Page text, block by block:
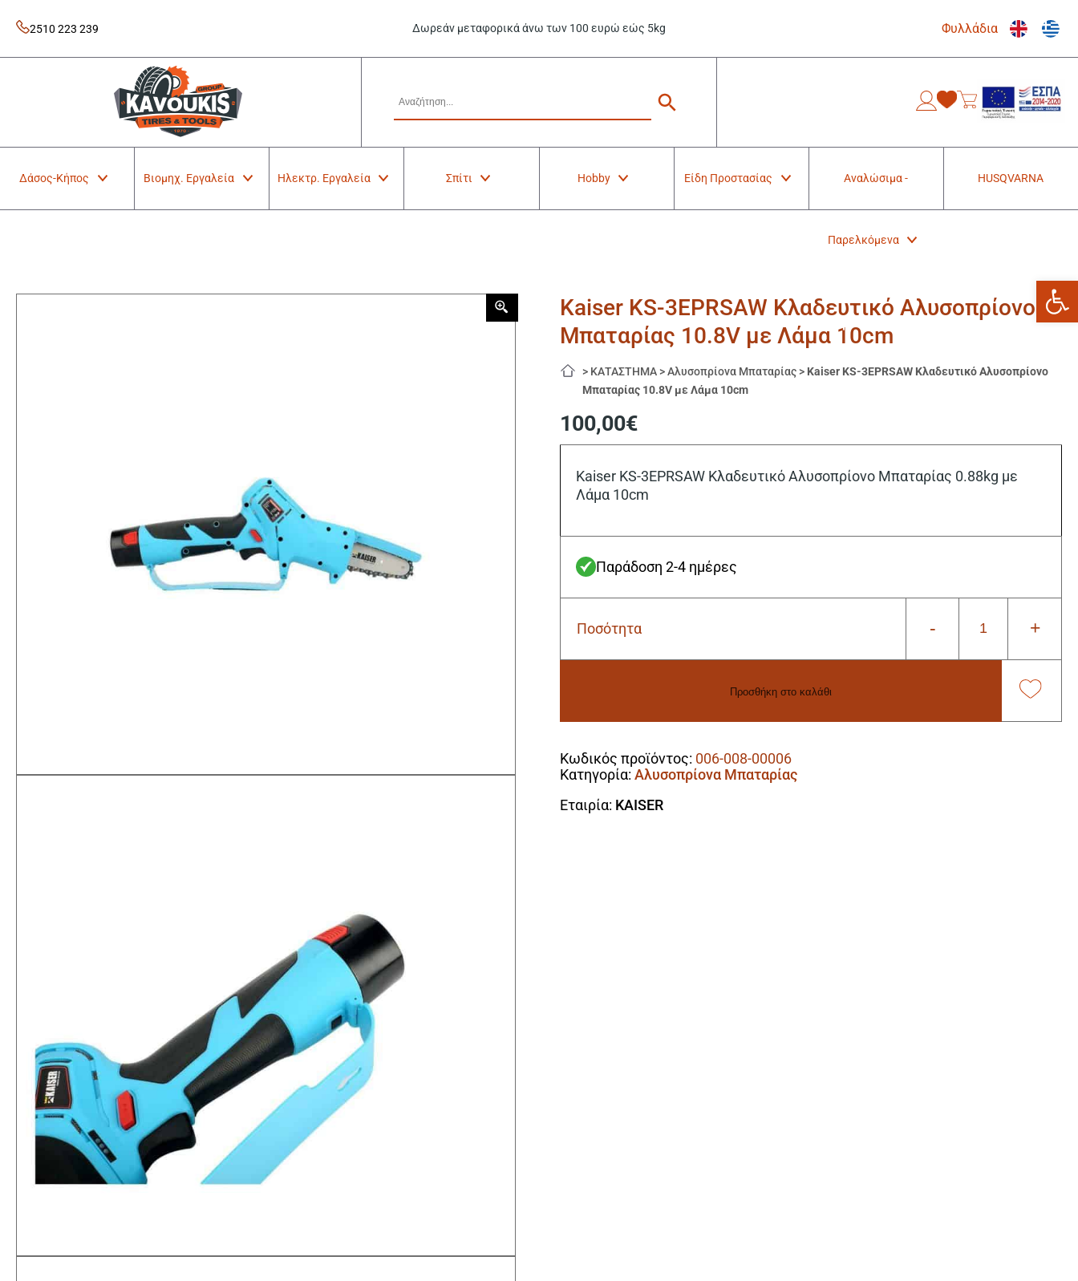
content
2510 223 239 Δωρεάν μεταφορικά άνω των 100 ευρώ εώς 5kg Φυλλάδια
Kavoukis Tools
Tires & Tools
Δάσος-Κήπος Βιομηχ. Εργαλεία Ηλεκτρ. Εργαλεία Σπίτι Hobby Είδη Προστασίας Αναλώσιμα -
Παρελκόμενα
HUSQVARNA
Kaiser KS-3EPRSAW Κλαδευτικό Αλυσοπρίονο
Μπαταρίας 10.8V με Λάμα 10cm
> ΚΑΤΑΣΤΗΜΑ >Αλυσοπρίονα Μπαταρίας > Kaiser KS-3EPRSAW Κλαδευτικό Αλυσοπρίονο
Μπαταρίας 10.8V με Λάμα 10cm
100,00€
Kaiser KS-3EPRSAW Κλαδευτικό Αλυσοπρίονο Μπαταρίας 0.88kg με
Λάμα 10cm
Παράδοση 2-4 ημέρες
Ποσότητα -
Kaiser
Λάμα
10cm
ποσότητα
+
Προσθήκη στο καλάθι
Κωδικός προϊόντος: 006-008-00006
Κατηγορία:Αλυσοπρίονα Μπαταρίας
Εταιρία: KAISER